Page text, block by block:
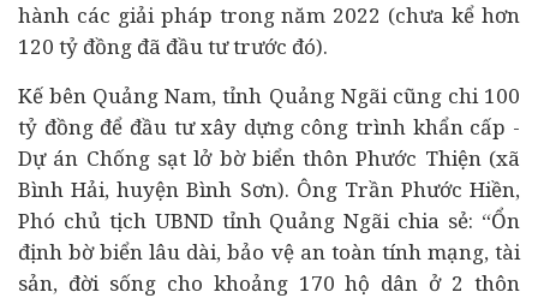
hành các giải pháp trong năm 2022 (chưa kể hơn
120 tỷ đồng đã đầu tư trước đó).
Kế bên Quảng Nam, tỉnh Quảng Ngãi cũng chi 100
tỷ đồng để đầu tư xây dựng công trình khẩn cấp -
Dự án Chống sạt lở bờ biển thôn Phước Thiện (xã
Bình Hải, huyện Bình Sơn). Ông Trần Phước Hiền,
Phó chủ tịch UBND tỉnh Quảng Ngãi chia sẻ: “Ổn
định bờ biển lâu dài, bảo vệ an toàn tính mạng, tài
sản, đời sống cho khoảng 170 hộ dân ở 2 thôn